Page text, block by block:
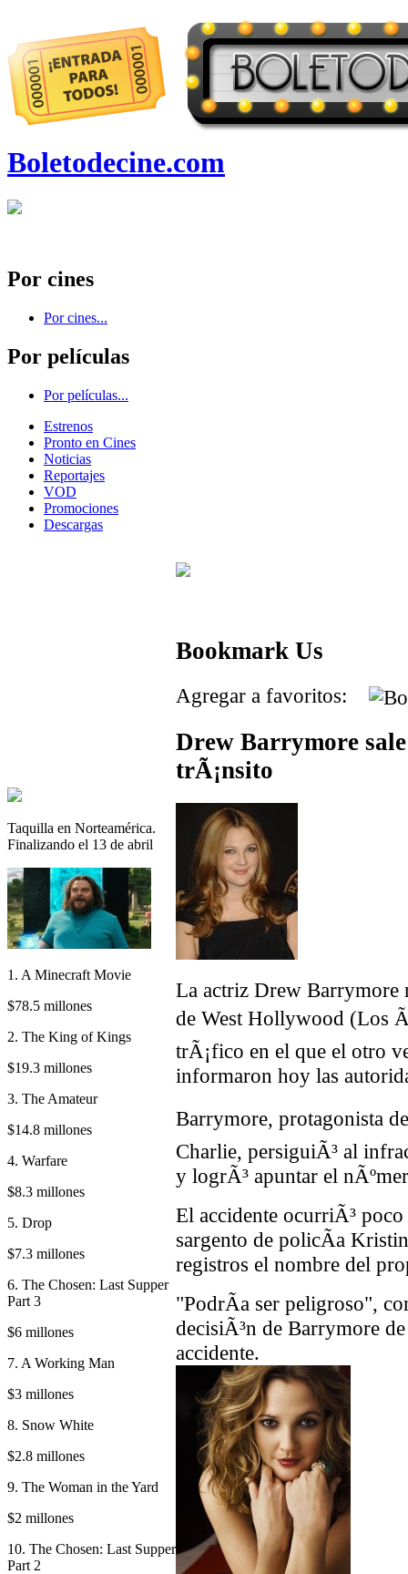
Boletodecine.com
Por cines
Por cines...
Por películas
Por películas...
Estrenos
Pronto en Cines
Noticias
Reportajes
VOD
Promociones
Descargas
Taquilla en Norteamérica.
Finalizando el 13 de abril
1. A Minecraft Movie
$78.5 millones
2. The King of Kings
$19.3 millones
3. The Amateur
$14.8 millones
4. Warfare
$8.3 millones
5. Drop
$7.3 millones
6. The Chosen: Last Supper
Part 3
$6 millones
7. A Working Man
$3 millones
8. Snow White
$2.8 millones
9. The Woman in the Yard
$2 millones
10. The Chosen: Last Supper
Part 2
Bookmark Us
Agregar a favoritos:
Drew Barrymore
trÃ¡nsito
La actriz Drew Barrymore
de West Hollywood (Los
trÃ¡fico en el que el otro
informaron hoy las
Barrymore, protagonista
Charlie, persiguiÃ³ al
y logrÃ³ apuntar el
El accidente ocurriÃ³
sargento de policÃ­a
registros el nombre del
"PodrÃ­a ser peligroso",
decisiÃ³n de Barrymore
accidente.